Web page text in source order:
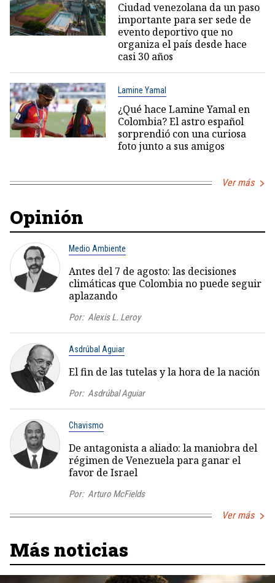
Ciudad venezolana da un paso
importante para ser sede de
evento deportivo que no
organiza el país desde hace
casi 30 años
Lamine Yamal
¿Qué hace Lamine Yamal en
Colombia? El astro español
sorprendió con una curiosa
foto junto a sus amigos
Ver más
Opinión
Medio Ambiente
Antes del 7 de agosto: las decisiones
climáticas que Colombia no puede seguir
aplazando
Por: Alexis L. Leroy
Asdrúbal Aguiar
El fin de las tutelas y la hora de la nación
Por: Asdrúbal Aguiar
Chavismo
De antagonista a aliado: la maniobra del
régimen de Venezuela para ganar el
favor de Israel
Por: Arturo McFields
Ver más
Más noticias